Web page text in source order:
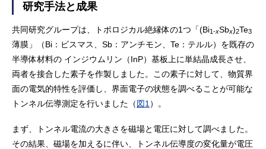
研究手法と成果
共同研究グループは、トポロジカル絶縁体の1つ「(Bi1-xSbx)2Te3
薄膜」（Bi：ビスマス、Sb：アンチモン、Te：テルル）を既存の
半導体材料の インジウムリン（InP）基板上に単結晶成長させ、
両者を接合した素子を作製しました。この素子に対して、物質界
面の電気的特性を評価し、界面電子の状態を調べることが可能な
トンネル伝導測定を行いました（図1 ）。
まず、トンネル電流の大きさを磁場と電圧に対して調べました。
その結果、磁場を加えるに伴い、トンネル伝導度の変化量が電圧